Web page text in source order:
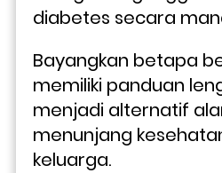
diabetes secara
Bayangkan betapa
memiliki panduan
menjadi alternatif
menunjang
keluarga.